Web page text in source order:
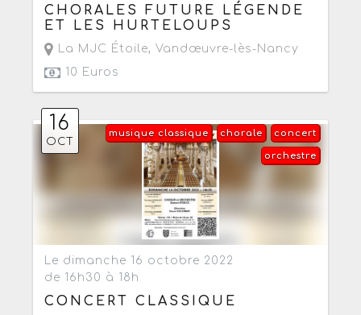
CHORALES FUTURE LÉGENDE
ET LES HURTELOUPS
La MJC Étoile, Vandœuvre-lès-Nancy
10 Euros
16
OCT
concert
chorale
musique classique
orchestre
Le dimanche 16 octobre 2022
de 16h30 à 18h
CONCERT CLASSIQUE